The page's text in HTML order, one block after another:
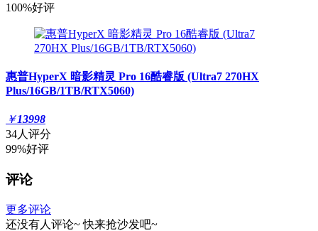
100%好评
惠普HyperX 暗影精灵 Pro 16酷睿版 (Ultra7 270HX
Plus/16GB/1TB/RTX5060)
￥13998
34人评分
99%好评
评论
更多评论
还没有人评论~ 快来抢沙发吧~